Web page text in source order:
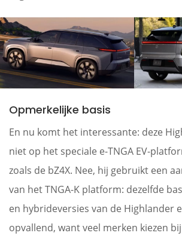
Opmerkelijke basis
En nu komt het interessante: deze
niet op het speciale e-TNGA EV-
zoals de bZ4X. Nee, hij gebruikt een
van het TNGA-K platform: dezelfde
en hybrideversies van de Highlander
opvallend, want veel merken kiezen